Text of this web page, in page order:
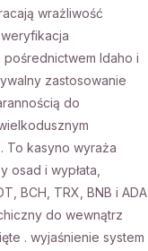
wrażliwość
Idaho i
zastosowanie
do
To kasyno wyraża
i wypłata,
BCH, TRX, BNB i ADA
do wewnątrz
. wyjaśnienie system